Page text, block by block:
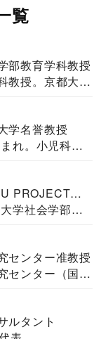
覧
部教育学科教授
教授。京都大学
学名誉教授
れ。小児科
PROJECT
社会福祉士
学社会学部福
センター准教授
センター（国際
ルタント